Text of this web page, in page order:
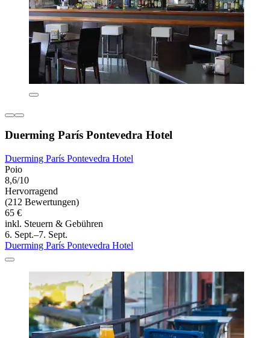
Duerming París Pontevedra Hotel
Duerming París Pontevedra Hotel
Poio
8,6/10
Hervorragend
(212 Bewertungen)
65 €
inkl. Steuern & Gebühren
6. Sept.–7. Sept.
Duerming París Pontevedra Hotel